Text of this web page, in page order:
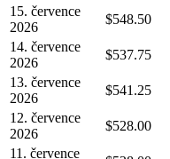
15. července
2026
$548.50
14. července
2026
$537.75
13. července
2026
$541.25
12. července
2026
$528.00
11. července